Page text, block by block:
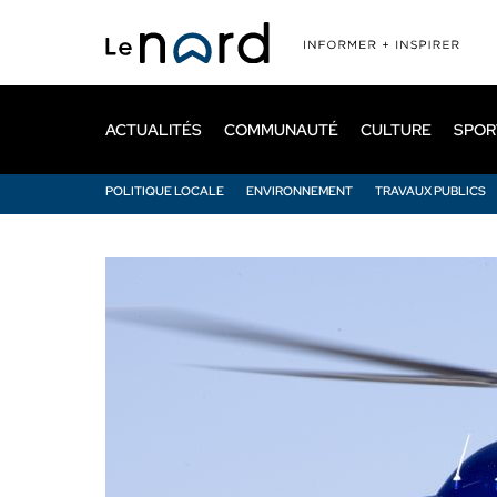
principal
ACTUALITÉS
POLITIQUE LOCALE ENVIRONNEMENT TRAVAUX PUBLICS
COMMUNAUTÉ CULTURE